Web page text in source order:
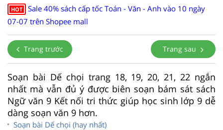
HOT
Sale 40% sách cấp tốc Toán - Văn - Anh vào 10 ngày
07-07 trên Shopee mall
Trang trước Trang sau
Soạn bài Dế chọi trang 18, 19, 20, 21, 22 ngắn
nhất mà vẫn đủ ý được biên soạn bám sát sách
Ngữ văn 9 Kết nối tri thức giúp học sinh lớp 9 dễ
dàng soạn văn 9 hơn.
Soạn bài Dế chọi (hay nhất)